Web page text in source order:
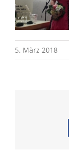
5. März 2018